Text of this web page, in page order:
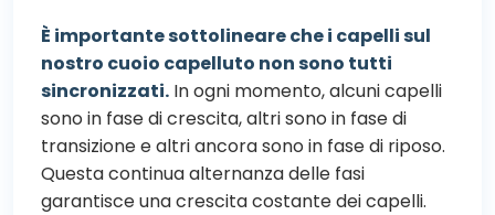
È importante sottolineare che i capelli sul
nostro cuoio capelluto non sono tutti
sincronizzati. In ogni momento, alcuni capelli
sono in fase di crescita, altri sono in fase di
transizione e altri ancora sono in fase di riposo.
Questa continua alternanza delle fasi
garantisce una crescita costante dei capelli.